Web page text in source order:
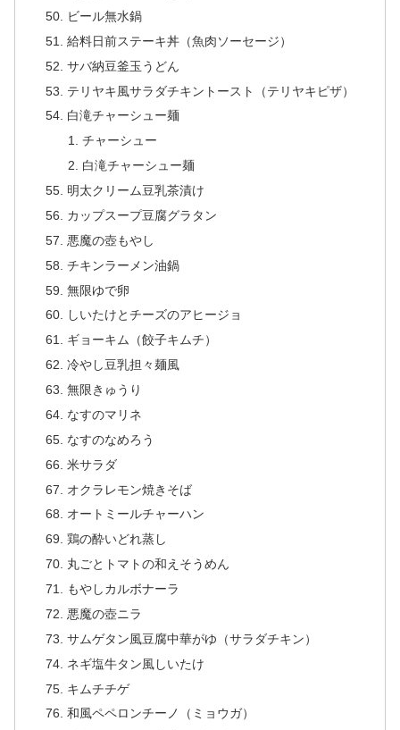
ビール無水鍋
給料日前ステーキ丼（魚肉ソーセージ）
サバ納豆釜玉うどん
テリヤキ風サラダチキントースト（テリヤキピザ）
白滝チャーシュー麺
チャーシュー
白滝チャーシュー麺
明太クリーム豆乳茶漬け
カップスープ豆腐グラタン
悪魔の壺もやし
チキンラーメン油鍋
無限ゆで卵
しいたけとチーズのアヒージョ
ギョーキム（餃子キムチ）
冷やし豆乳担々麺風
無限きゅうり
なすのマリネ
なすのなめろう
米サラダ
オクラレモン焼きそば
オートミールチャーハン
鶏の酔いどれ蒸し
丸ごとトマトの和えそうめん
もやしカルボナーラ
悪魔の壺ニラ
サムゲタン風豆腐中華がゆ（サラダチキン）
ネギ塩牛タン風しいたけ
キムチチゲ
和風ペペロンチーノ（ミョウガ）